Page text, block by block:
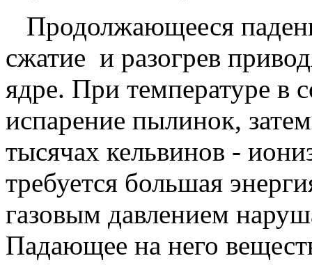
Продолжающееся
сжатие и разогрев
ядре. При температуре в
испарение пылинок,
тысячах кельвинов -
требуется большая
газовым давлением
Падающее на него